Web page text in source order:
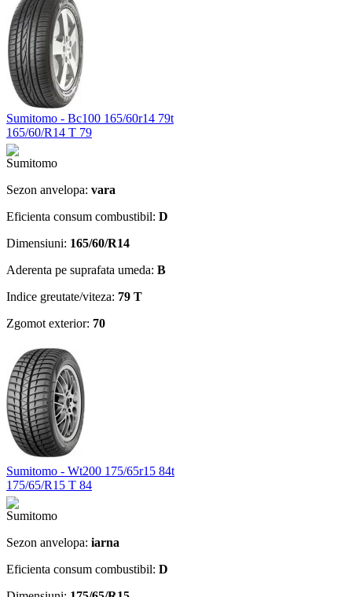
Sumitomo - Bc100 165/60r14 79t
165/60/R14 T 79
Sezon anvelopa: vara
Eficienta consum combustibil: D
Dimensiuni: 165/60/R14
Aderenta pe suprafata umeda: B
Indice greutate/viteza: 79 T
Zgomot exterior: 70
Sumitomo - Wt200 175/65r15 84t
175/65/R15 T 84
Sezon anvelopa: iarna
Eficienta consum combustibil: D